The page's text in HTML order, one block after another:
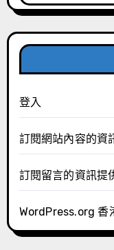
登入
訂閱網站內容的資
訂閱留言的資訊提
WordPress.org 香